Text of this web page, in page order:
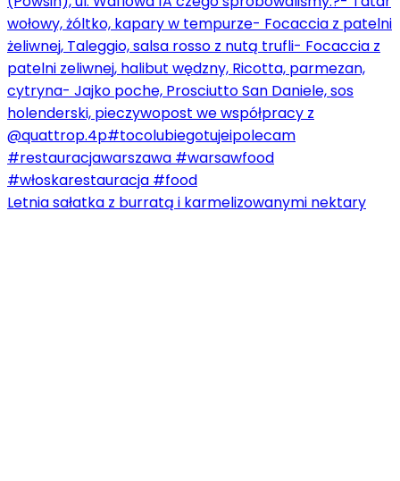
Letnia sałatka z burratą i karmelizowanymi nektary